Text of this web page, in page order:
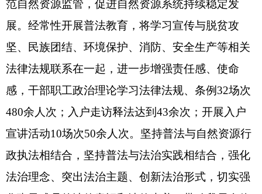
范自然资源监管，促进自然资源系统持续稳定发
展。 经常性开展普法教育，将学习宣传与脱贫攻
坚、民族团结、环境保护、消防、安全生产等相关
法律法规联系在一起，进一步增强责任感、使命
感， 干部职工政治理论学习法律法规、条例 32场次
480余人次；入户走访释法达到 43余次；开展入户
宣讲活动10场次50余人次。坚持普法与自然资源行
政执法相结合，坚持普法与法治实践相结合，强化
法治理念、突出法治主题、创新法治形式，切实强